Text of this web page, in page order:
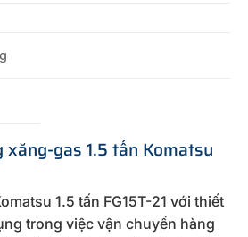
xăng-gas 1.5 tấn Komatsu
1.5 tấn FG15T-21 với thiết
trong việc vận chuyển hàng